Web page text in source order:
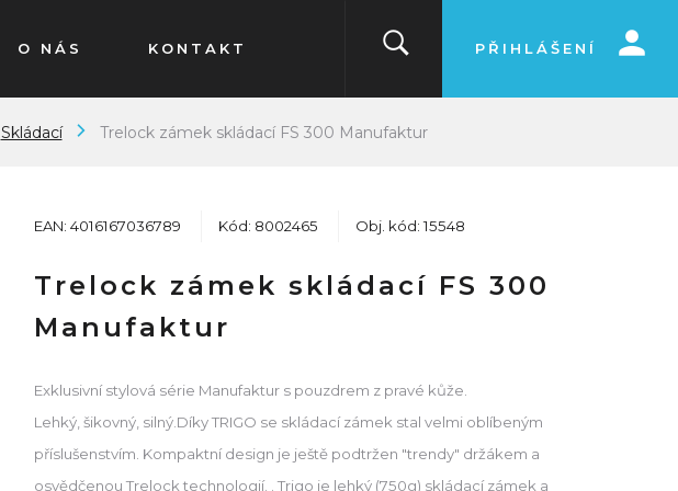
O NÁS KONTAKT PŘIHLÁŠENÍ
Skládací Trelock zámek skládací FS 300 Manufaktur
EAN: 4016167036789 Kód: 8002465 Obj. kód: 15548
Trelock zámek skládací FS 300
Manufaktur
Exklusivní stylová série Manufaktur s pouzdrem z pravé kůže.
Lehký, šikovný, silný.Díky TRIGO se skládací zámek stal velmi oblíbeným
příslušenstvím. Kompaktní design je ještě podtržen "trendy" držákem a
osvědčenou Trelock technologií. . Trigo je lehký (750g) skládací zámek a